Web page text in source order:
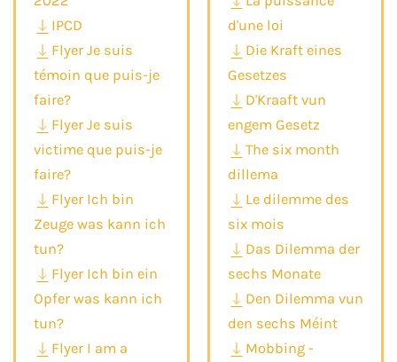
IPCD
Flyer Je suis
témoin que puis-je
faire?
Flyer Je suis
victime que puis-je
faire?
Flyer Ich bin
Zeuge was kann ich
tun?
Flyer Ich bin ein
Opfer was kann ich
tun?
Flyer I am a
d'une loi
Die Kraft eines
Gesetzes
D'Kraaft vun
engem Gesetz
The six month
dillema
Le dilemme des
six mois
Das Dilemma der
sechs Monate
Den Dilemma vun
den sechs Méint
Mobbing -